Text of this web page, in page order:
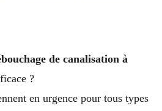
de canalisation à
?
en urgence pour tous types